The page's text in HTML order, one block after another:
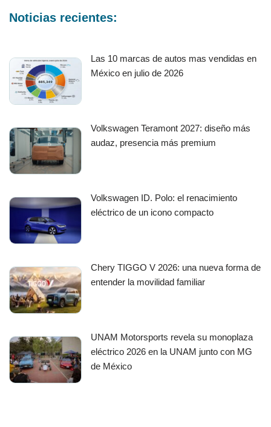
Noticias recientes:
Las 10 marcas de autos mas vendidas en
México en julio de 2026
Volkswagen Teramont 2027: diseño más
audaz, presencia más premium
Volkswagen ID. Polo: el renacimiento
eléctrico de un icono compacto
Chery TIGGO V 2026: una nueva forma de
entender la movilidad familiar
UNAM Motorsports revela su monoplaza
eléctrico 2026 en la UNAM junto con MG
de México